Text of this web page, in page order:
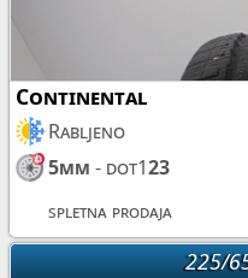
Continental
Rabljeno
5mm - dot123
spletna prodaja
225/